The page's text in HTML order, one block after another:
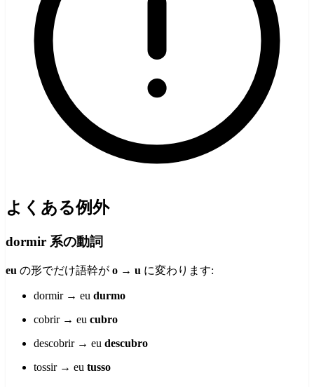
よくある例外
dormir 系の動詞
eu の形でだけ語幹が o → u に変わります:
dormir → eu durmo
cobrir → eu cubro
descobrir → eu descubro
tossir → eu tusso